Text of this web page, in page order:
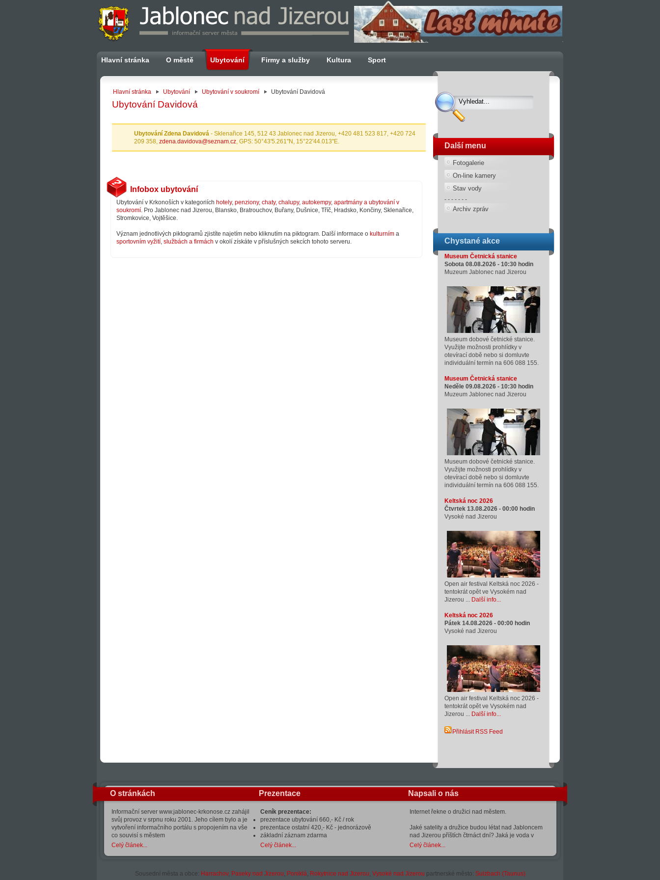
Hlavní stránka O městě Ubytování Firmy a služby Kultura Sport
Hlavní stránka Ubytování Ubytování v soukromí Ubytování Davidová
Ubytování Davidová
Ubytování Zdena Davidová - Sklenařice 145, 512 43 Jablonec nad Jizerou, +420 481 523 817, +420 724
209 358, zdena.davidova@seznam.cz, GPS: 50°43'5.261"N, 15°22'44.013"E.
Infobox ubytování
Ubytování v Krkonoších v kategoriích hotely, penziony, chaty, chalupy, autokempy, apartmány a ubytování v
soukromí. Pro Jablonec nad Jizerou, Blansko, Bratrouchov, Buřany, Dušnice, Tříč, Hradsko, Končiny, Sklenařice,
Stromkovice, Vojtěšice.
Význam jednotlivých piktogramů zjistíte najetím nebo kliknutím na piktogram. Další informace o kulturním a
sportovním vyžití, službách a firmách v okolí získáte v příslušných sekcích tohoto serveru.
Další menu
Fotogalerie
On-line kamery
Stav vody
- - - - - - -
Archiv zpráv
Chystané akce
Museum Četnická stanice
Sobota 08.08.2026 - 10:30 hodin
Muzeum Jablonec nad Jizerou
Museum dobové četnické stanice.
Využijte možnosti prohlídky v
otevírací době nebo si domluvte
individuální termín na 606 088 155.
Museum Četnická stanice
Neděle 09.08.2026 - 10:30 hodin
Muzeum Jablonec nad Jizerou
Museum dobové četnické stanice.
Využijte možnosti prohlídky v
otevírací době nebo si domluvte
individuální termín na 606 088 155.
Keltská noc 2026
Čtvrtek 13.08.2026 - 00:00 hodin
Vysoké nad Jizerou
Open air festival Keltská noc 2026 -
tentokrát opět ve Vysokém nad
Jizerou ... Další info...
Keltská noc 2026
Pátek 14.08.2026 - 00:00 hodin
Vysoké nad Jizerou
Open air festival Keltská noc 2026 -
tentokrát opět ve Vysokém nad
Jizerou ... Další info...
Přihlásit RSS Feed
O stránkách
Informační server www.jablonec-krkonose.cz zahájil
svůj provoz v srpnu roku 2001. Jeho cílem bylo a je
vytvoření informačního portálu s propojením na vše
co souvisí s městem
Celý článek...
Prezentace
Ceník prezentace:
prezentace ubytování 660,- Kč / rok
prezentace ostatní 420,- Kč - jednorázově
základní záznam zdarma
Celý článek...
Napsali o nás
Internet řekne o družici nad městem.
Jaké satelity a družice budou létat nad Jabloncem
nad Jizerou příštích čtrnáct dní? Jaká je voda v
Celý článek...
Sousední města a obce: Harrachov, Paseky nad Jizerou, Poniklá, Rokytnice nad Jizerou, Vysoké nad Jizerou partnerské město: Sulzbach (Taunus)